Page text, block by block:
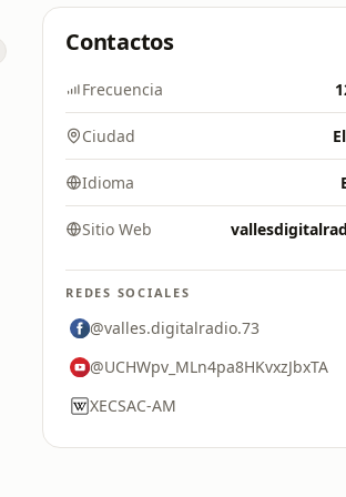
Contactos
Frecuencia
Ciudad
Idioma
Sitio Web
REDES SOCIALES
@valles.digitalradio.73
@UCHWpv_MLn4pa8HKvxzJbxTA
XECSAC-AM